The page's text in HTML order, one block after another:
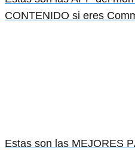
CONTENIDO si eres
Estas son las MEJORES